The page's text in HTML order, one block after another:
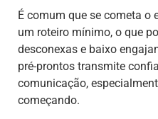
É comum que se cometa o
um roteiro mínimo, o que
desconexas e baixo
pré-prontos transmite
comunicação,
começando.